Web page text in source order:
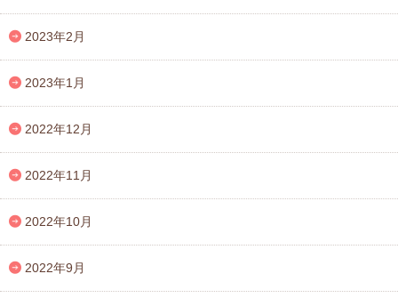
2023年2月
2023年1月
2022年12月
2022年11月
2022年10月
2022年9月